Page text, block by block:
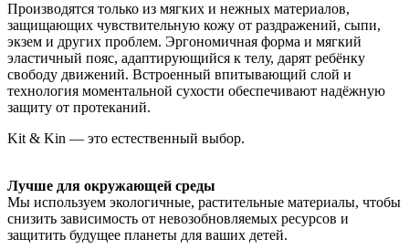
Производятся только из мягких и нежных материалов,
защищающих чувствительную кожу от раздражений, сыпи,
экзем и других проблем. Эргономичная форма и мягкий
эластичный пояс, адаптирующийся к телу, дарят ребёнку
свободу движений. Встроенный впитывающий слой и
технология моментальной сухости обеспечивают надёжную
защиту от протеканий.
Kit & Kin — это естественный выбор.
Лучше для окружающей среды
Мы используем экологичные, растительные материалы, чтобы
снизить зависимость от невозобновляемых ресурсов и
защитить будущее планеты для ваших детей.